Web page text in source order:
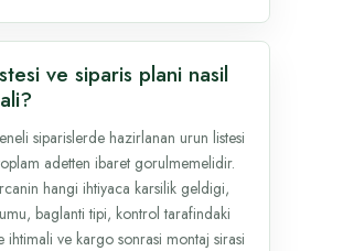
ve siparis plani nasil
siparislerde hazirlanan urun listesi
adetten ibaret gorulmemelidir.
hangi ihtiyaca karsilik geldigi,
baglanti tipi, kontrol tarafindaki
ihtimali ve kargo sonrasi montaj sirasi